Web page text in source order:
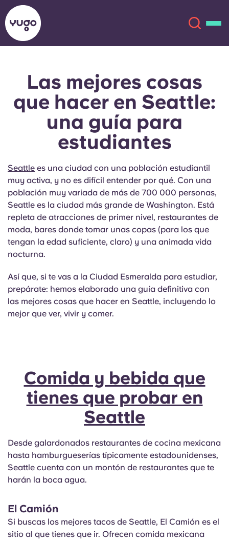
Acerca de
Ubicaciones
Cuenta Idioma
English (GB)
Chinese
Deutsch
Italian
Portuguese
Elige un país
Elige una ciudad
Elige una residencia
Iniciar sesión
Reserva ahora
English (GB)
English (US)
Chinese Español
Català Deutsch
Italian French
Portuguese
Las mejores cosas
que hacer en Seattle:
una guía para
estudiantes
Seattle es una ciudad con una población estudiantil
muy activa, y no es difícil entender por qué. Con una
población muy variada de más de 700 000 personas,
Seattle es la ciudad más grande de Washington. Está
repleta de atracciones de primer nivel, restaurantes de
moda, bares donde tomar unas copas (para los que
tengan la edad suficiente, claro) y una animada vida
nocturna.
Así que, si te vas a la Ciudad Esmeralda para estudiar,
prepárate: hemos elaborado una guía definitiva con
las mejores cosas que hacer en Seattle, incluyendo lo
mejor que ver, vivir y comer.
Comida y bebida que
tienes que probar en
Seattle
Desde galardonados restaurantes de cocina mexicana
hasta hamburgueserías típicamente estadounidenses,
Seattle cuenta con un montón de restaurantes que te
harán la boca agua.
El Camión
Si buscas los mejores tacos de Seattle, El Camión es el
sitio al que tienes que ir. Ofrecen comida mexicana